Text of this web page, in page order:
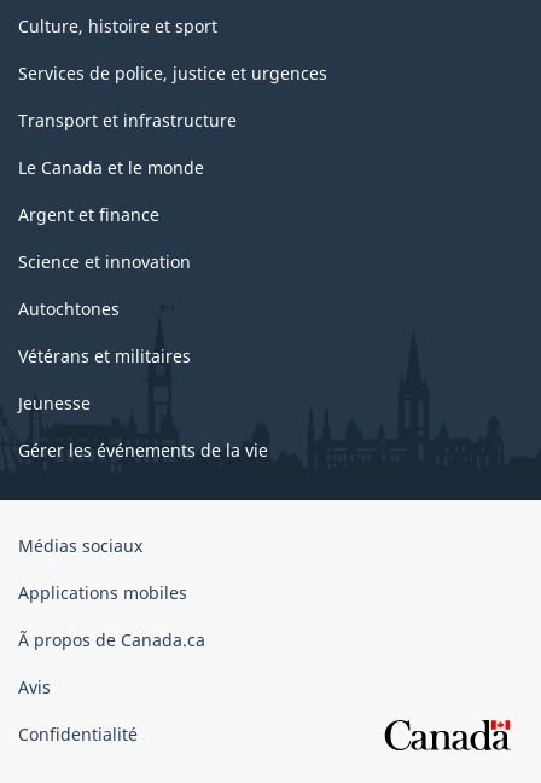
Culture, histoire et sport
Services de police, justice et urgences
Transport et infrastructure
Le Canada et le monde
Argent et finance
Science et innovation
Autochtones
Vétérans et militaires
Jeunesse
Gérer les événements de la vie
Organisation
gouvernement
Canada
Médias sociaux
Applications mobiles
Ã propos de Canada.ca
Avis
Confidentialité